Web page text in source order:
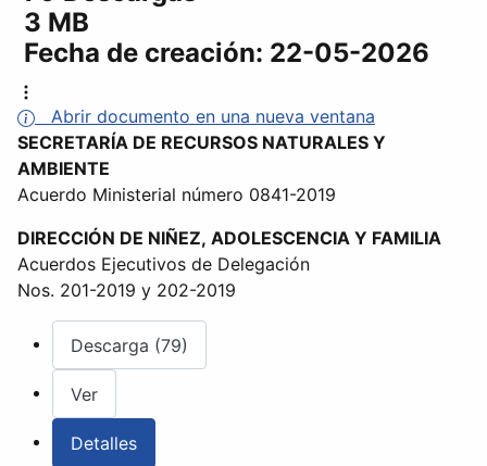
3 MB
Fecha de creación: 22-05-2026
Abrir documento en una nueva ventana
SECRETARÍA DE RECURSOS NATURALES Y
AMBIENTE
Acuerdo Ministerial número 0841-2019
DIRECCIÓN DE NIÑEZ, ADOLESCENCIA Y FAMILIA
Acuerdos Ejecutivos de Delegación
Nos. 201-2019 y 202-2019
Descarga (79)
Ver
Detalles